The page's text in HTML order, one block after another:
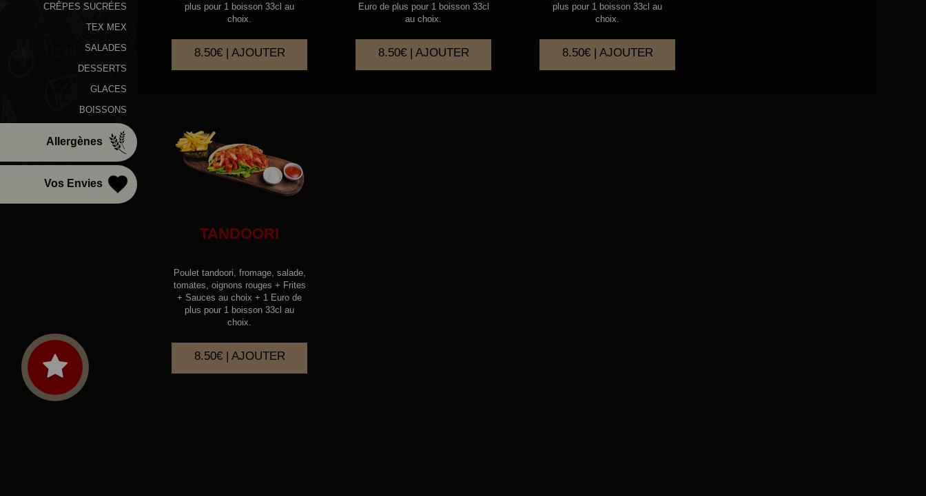
CRÊPES SUCRÉES
TEX MEX
SALADES
DESSERTS
GLACES
BOISSONS
Allergènes
Vos Envies
plus pour 1 boisson 33cl au
choix.
8.50€ | AJOUTER
Euro de plus pour 1 boisson 33cl
au choix.
8.50€ | AJOUTER
plus pour 1 boisson 33cl au
choix.
8.50€ | AJOUTER
TANDOORI
Poulet tandoori, fromage, salade,
tomates, oignons rouges + Frites
+ Sauces au choix + 1 Euro de
plus pour 1 boisson 33cl au
choix.
8.50€ | AJOUTER